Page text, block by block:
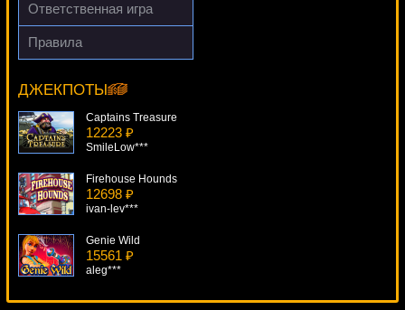
blogolet***
Ответственная игра
Правила
ДЖЕКПОТЫ
Wasabi-San
sgvwood***
Captains Treasure
12223 ₽
SmileLow***
Firehouse Hounds
12698 ₽
ivan-lev***
Genie Wild
15561 ₽
aleg***
Dynasty